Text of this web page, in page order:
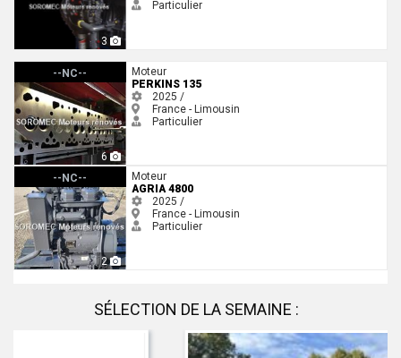
3
Particulier
--NC--
6
Perkins 135
Moteur
PERKINS 135
2025 /
France - Limousin
Particulier
--NC--
2
Agria 4800
Moteur
AGRIA 4800
2025 /
France - Limousin
Particulier
SÉLECTION DE LA SEMAINE :